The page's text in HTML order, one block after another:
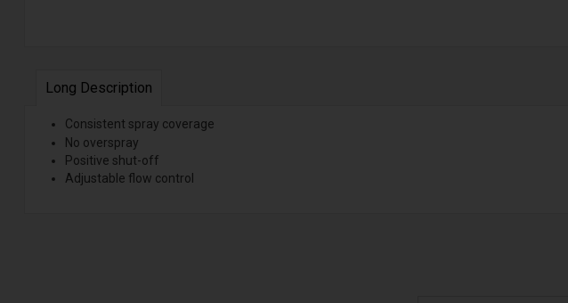
Long Description
Consistent spray coverage
No overspray
Positive shut-off
Adjustable flow control